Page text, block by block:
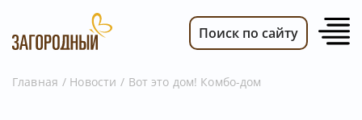
Поиск по сайту
Главная Новости Вот это дом! Комбо-дом